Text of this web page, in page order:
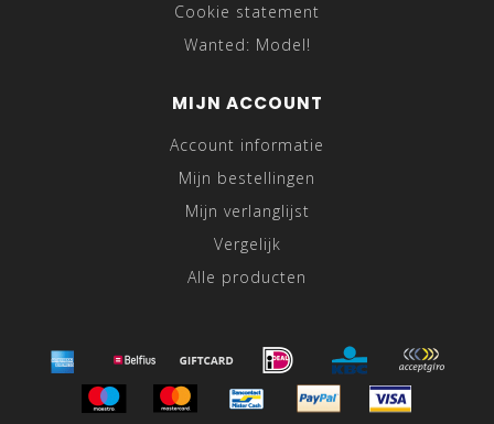
Cookie statement
Wanted: Model!
MIJN ACCOUNT
Account informatie
Mijn bestellingen
Mijn verlanglijst
Vergelijk
Alle producten